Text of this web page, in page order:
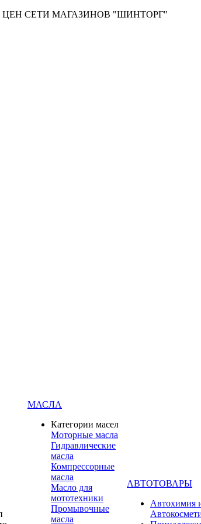
СЕТИ МАГАЗИНОВ "ШИНТОРГ"
МАСЛА
Категории масел
Моторные масла
Гидравлические
масла
Компрессорные
масла
Масло для
мототехники
Промывочные
масла
АВТОТОВАРЫ
Автохимия